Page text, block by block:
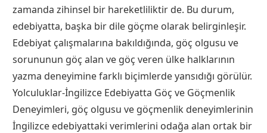
zamanda zihinsel bir hareketliliktir de. Bu durum,
edebiyatta, başka bir dile göçme olarak belirginleşir.
Edebiyat çalışmalarına bakıldığında, göç olgusu ve
sorununun göç alan ve göç veren ülke halklarının
yazma deneyimine farklı biçimlerde yansıdığı görülür.
Yolculuklar-İngilizce Edebiyatta Göç ve Göçmenlik
Deneyimleri, göç olgusu ve göçmenlik deneyimlerinin
İngilizce edebiyattaki verimlerini odağa alan ortak bir